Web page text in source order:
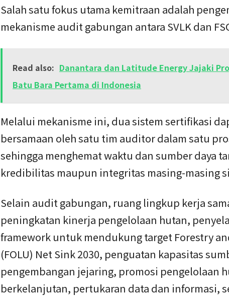
Salah satu fokus utama kemitraan adalah
mekanisme audit gabungan antara SVLK dan
Read also: Danantara dan Latitude Energy Jajaki
Batu Bara Pertama di Indonesia
Melalui mekanisme ini, dua sistem sertifikasi
bersamaan oleh satu tim auditor dalam satu
sehingga menghemat waktu dan sumber daya
kredibilitas maupun integritas masing-masing
Selain audit gabungan, ruang lingkup kerja
peningkatan kinerja pengelolaan hutan,
framework untuk mendukung target Forestry
(FOLU) Net Sink 2030, penguatan kapasitas
pengembangan jejaring, promosi pengelolaan
berkelanjutan, pertukaran data dan informasi,